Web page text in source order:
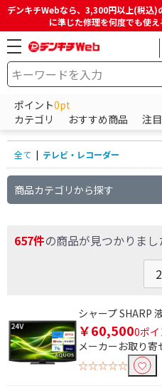
デンキチWebなら、3,300円以上(税込)
に準じた修理を何度でも使え
ポイント0pt
カテゴリ
おすすめ商品 注
HOME 商品一覧ページ テレ
テレビ・レコー
全て | テレビ・レコーダー
商品カテゴリから探す
657件の商品が見つかりまし
シャープ SHARP
￥60,5000ポイ
メーカーお取り寄
☆☆☆☆☆